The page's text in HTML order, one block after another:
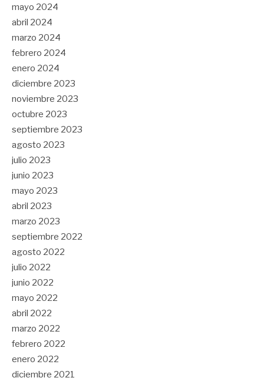
mayo 2024
abril 2024
marzo 2024
febrero 2024
enero 2024
diciembre 2023
noviembre 2023
octubre 2023
septiembre 2023
agosto 2023
julio 2023
junio 2023
mayo 2023
abril 2023
marzo 2023
septiembre 2022
agosto 2022
julio 2022
junio 2022
mayo 2022
abril 2022
marzo 2022
febrero 2022
enero 2022
diciembre 2021